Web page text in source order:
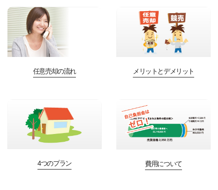
任意売却の流れ メリットとデメリット
4つのプラン 費用について